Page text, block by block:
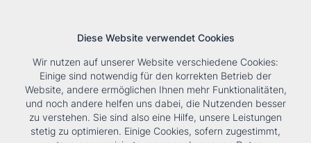
Tools Unternehmen Karriere KontaktSuche
HOME › PRODUKTE › HEIZUNG › LUFTHEIZER › LH ›
Diese Website verwendet Cookies
Wir nutzen auf unserer Website verschiedene Cookies:
Einige sind notwendig für den korrekten Betrieb der
Website, andere ermöglichen Ihnen mehr Funktionalitäten,
und noch andere helfen uns dabei, die Nutzenden besser
zu verstehen. Sie sind also eine Hilfe, unsere Leistungen
stetig zu optimieren. Einige Cookies, sofern zugestimmt,